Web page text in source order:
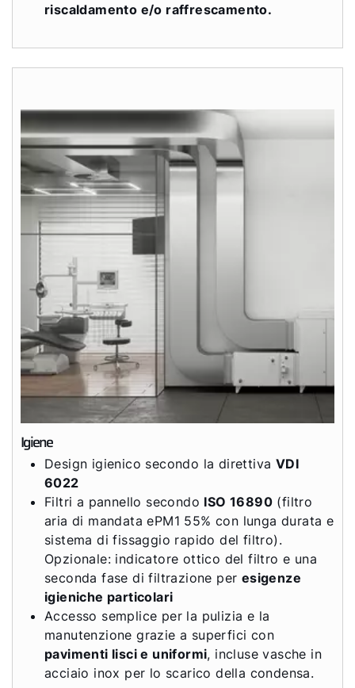
riscaldamento e/o raffrescamento.
Igiene
Design igienico secondo la direttiva VDI
6022
Filtri a pannello secondo ISO 16890 (filtro
aria di mandata ePM1 55% con lunga durata e
sistema di fissaggio rapido del filtro).
Opzionale: indicatore ottico del filtro e una
seconda fase di filtrazione per esigenze
igieniche particolari
Accesso semplice per la pulizia e la
manutenzione grazie a superfici con
pavimenti lisci e uniformi, incluse vasche in
acciaio inox per lo scarico della condensa.